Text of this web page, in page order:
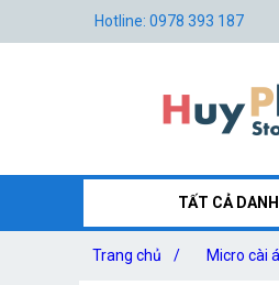
Hotline: 0978 393 187
TẤT CẢ
Trang chủ / Micro cài